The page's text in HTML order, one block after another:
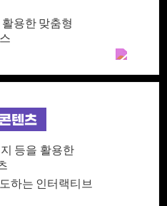
용한 맞춤형
텐츠
등을 활용한
하는 인터랙티브